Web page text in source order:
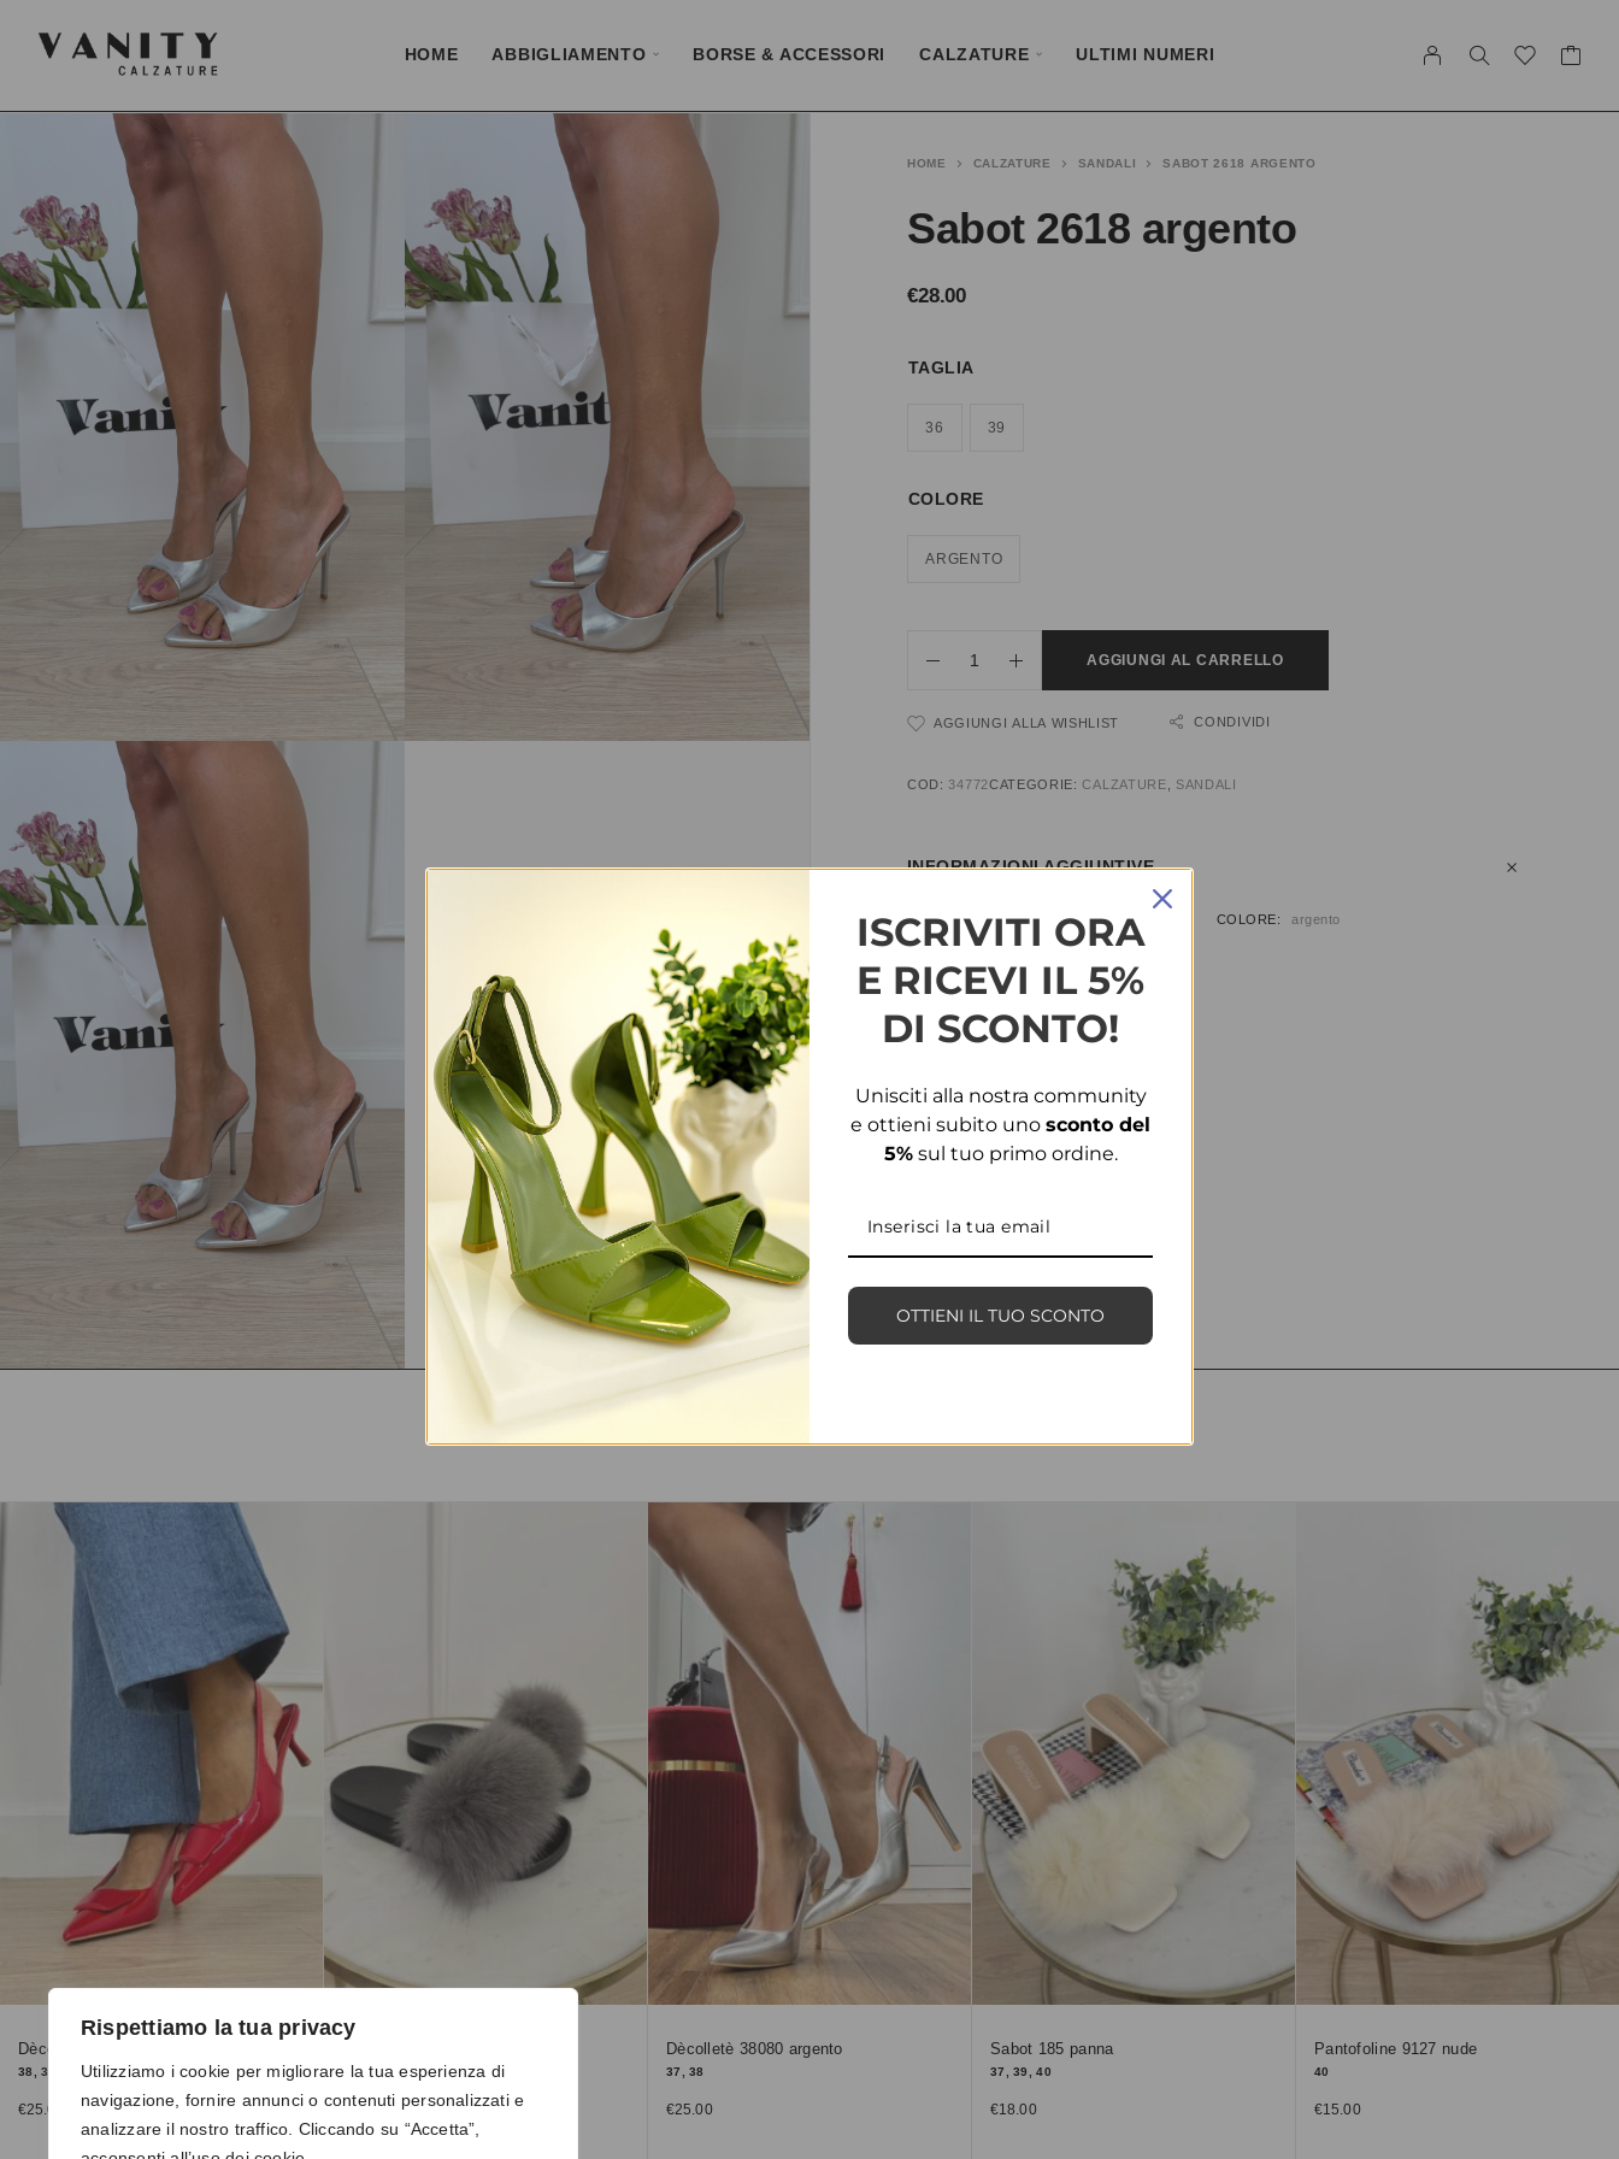
Rispettiamo la tua privacy
Utilizziamo i cookie per migliorare la tua esperienza di
navigazione, fornire annunci o contenuti personalizzati e
analizzare il nostro traffico. Cliccando su “Accetta”,
HOME ABBIGLIAMENTO BORSE & ACCESSORI CALZATURE ULTIMI NUMERI
HOME CALZATURE SANDALI SABOT 2618 ARGENTO
Sabot 2618 argento
€28.00
TAGLIA
36 39
COLORE
ARGENTO
AGGIUNGI AL CARRELLO
AGGIUNGI ALLA WISHLIST CONDIVIDI
COD:34772CATEGORIE:CALZATURE SANDALI
INFORMAZIONI AGGIUNTIVE
TAGLIA 35, 36, 37, 38, 39, 40, 41 COLORE argento
Dècolletè 1407 rosso
38, 39
€25.00
38, 39
€15.00
Dècolletè 38080 argento
37, 38
€25.00
Sabot 185 panna
37, 39, 40
€18.00
Pantofoline 9127 nude
40
€15.00
ISCRIVITI ORA
E RICEVI IL 5%
DI SCONTO!
Unisciti alla nostra community
e ottieni subito uno sconto del
5%sul tuo primo ordine.
OTTIENI IL TUO SCONTO